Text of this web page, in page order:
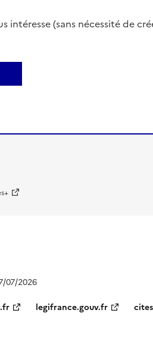
intéresse (sans nécessité de
07/2026
legifrance.gouv.fr